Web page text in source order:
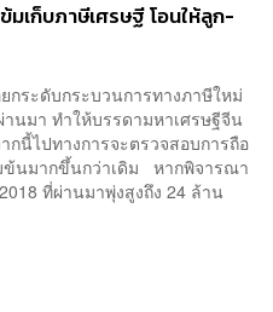
มเก็บภาษีเศรษฐี โอนให้ลูก-
กระดับกระบวนการทางภาษีใหม่
นมา ทำให้บรรดามหาเศรษฐีจีน
กนี้ไปทางการจะตรวจสอบการถือ
ข้นมากขึ้นกว่าเดิม หากพิจารณา
ที่ผ่านมาพุ่งสูงถึง 24 ล้าน